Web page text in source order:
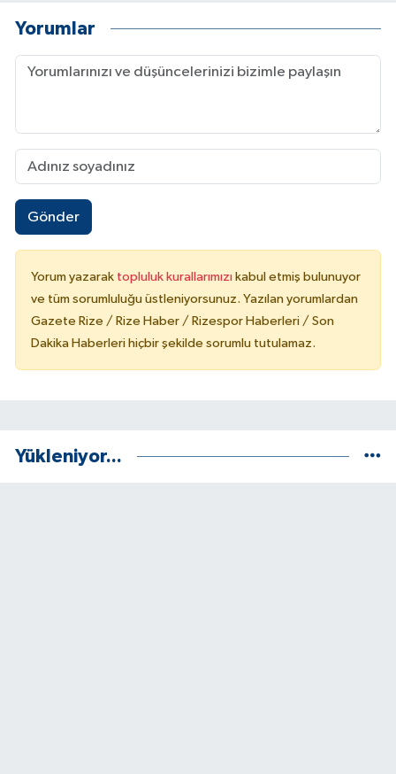
Yorumlar
Gönder
Yorum yazarak topluluk kurallarımızı kabul etmiş bulunuyor
ve tüm sorumluluğu üstleniyorsunuz. Yazılan yorumlardan
Gazete Rize / Rize Haber / Rizespor Haberleri / Son
Dakika Haberleri hiçbir şekilde sorumlu tutulamaz.
Yükleniyor...